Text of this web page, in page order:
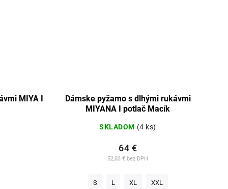
MIYA I
Dámske pyžamo s dlhými rukávmi
MIYANA I potlač Macík
SKLADOM (4 ks)
52,03 € bez DPH
64 €
S L XL XXL